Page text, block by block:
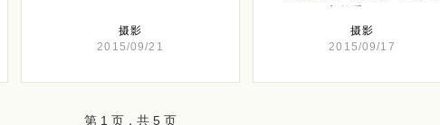
摄影
2015/09/21
摄影
2015/09/17
第 1 页，共 5 页